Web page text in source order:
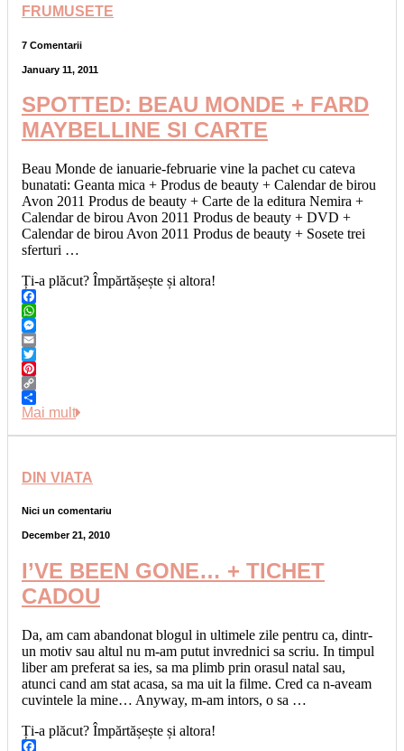
FRUMUSETE
7 Comentarii
January 11, 2011
SPOTTED: BEAU MONDE + FARD
MAYBELLINE SI CARTE
Beau Monde de ianuarie-februarie vine la pachet cu cateva
bunatati: Geanta mica + Produs de beauty + Calendar de birou
Avon 2011 Produs de beauty + Carte de la editura Nemira +
Calendar de birou Avon 2011 Produs de beauty + DVD +
Calendar de birou Avon 2011 Produs de beauty + Sosete trei
sferturi …
Ți-a plăcut? Împărtășește și altora!
Facebook
WhatsApp
Messenger
Email
Twitter
Pinterest
Copy
Link
Share
Mai mult
DIN VIATA
Nici un comentariu
December 21, 2010
I’VE BEEN GONE… + TICHET
CADOU
Da, am cam abandonat blogul in ultimele zile pentru ca, dintr-
un motiv sau altul nu m-am putut invrednici sa scriu. In timpul
liber am preferat sa ies, sa ma plimb prin orasul natal sau,
atunci cand am stat acasa, sa ma uit la filme. Cred ca n-aveam
cuvintele la mine… Anyway, m-am intors, o sa …
Ți-a plăcut? Împărtășește și altora!